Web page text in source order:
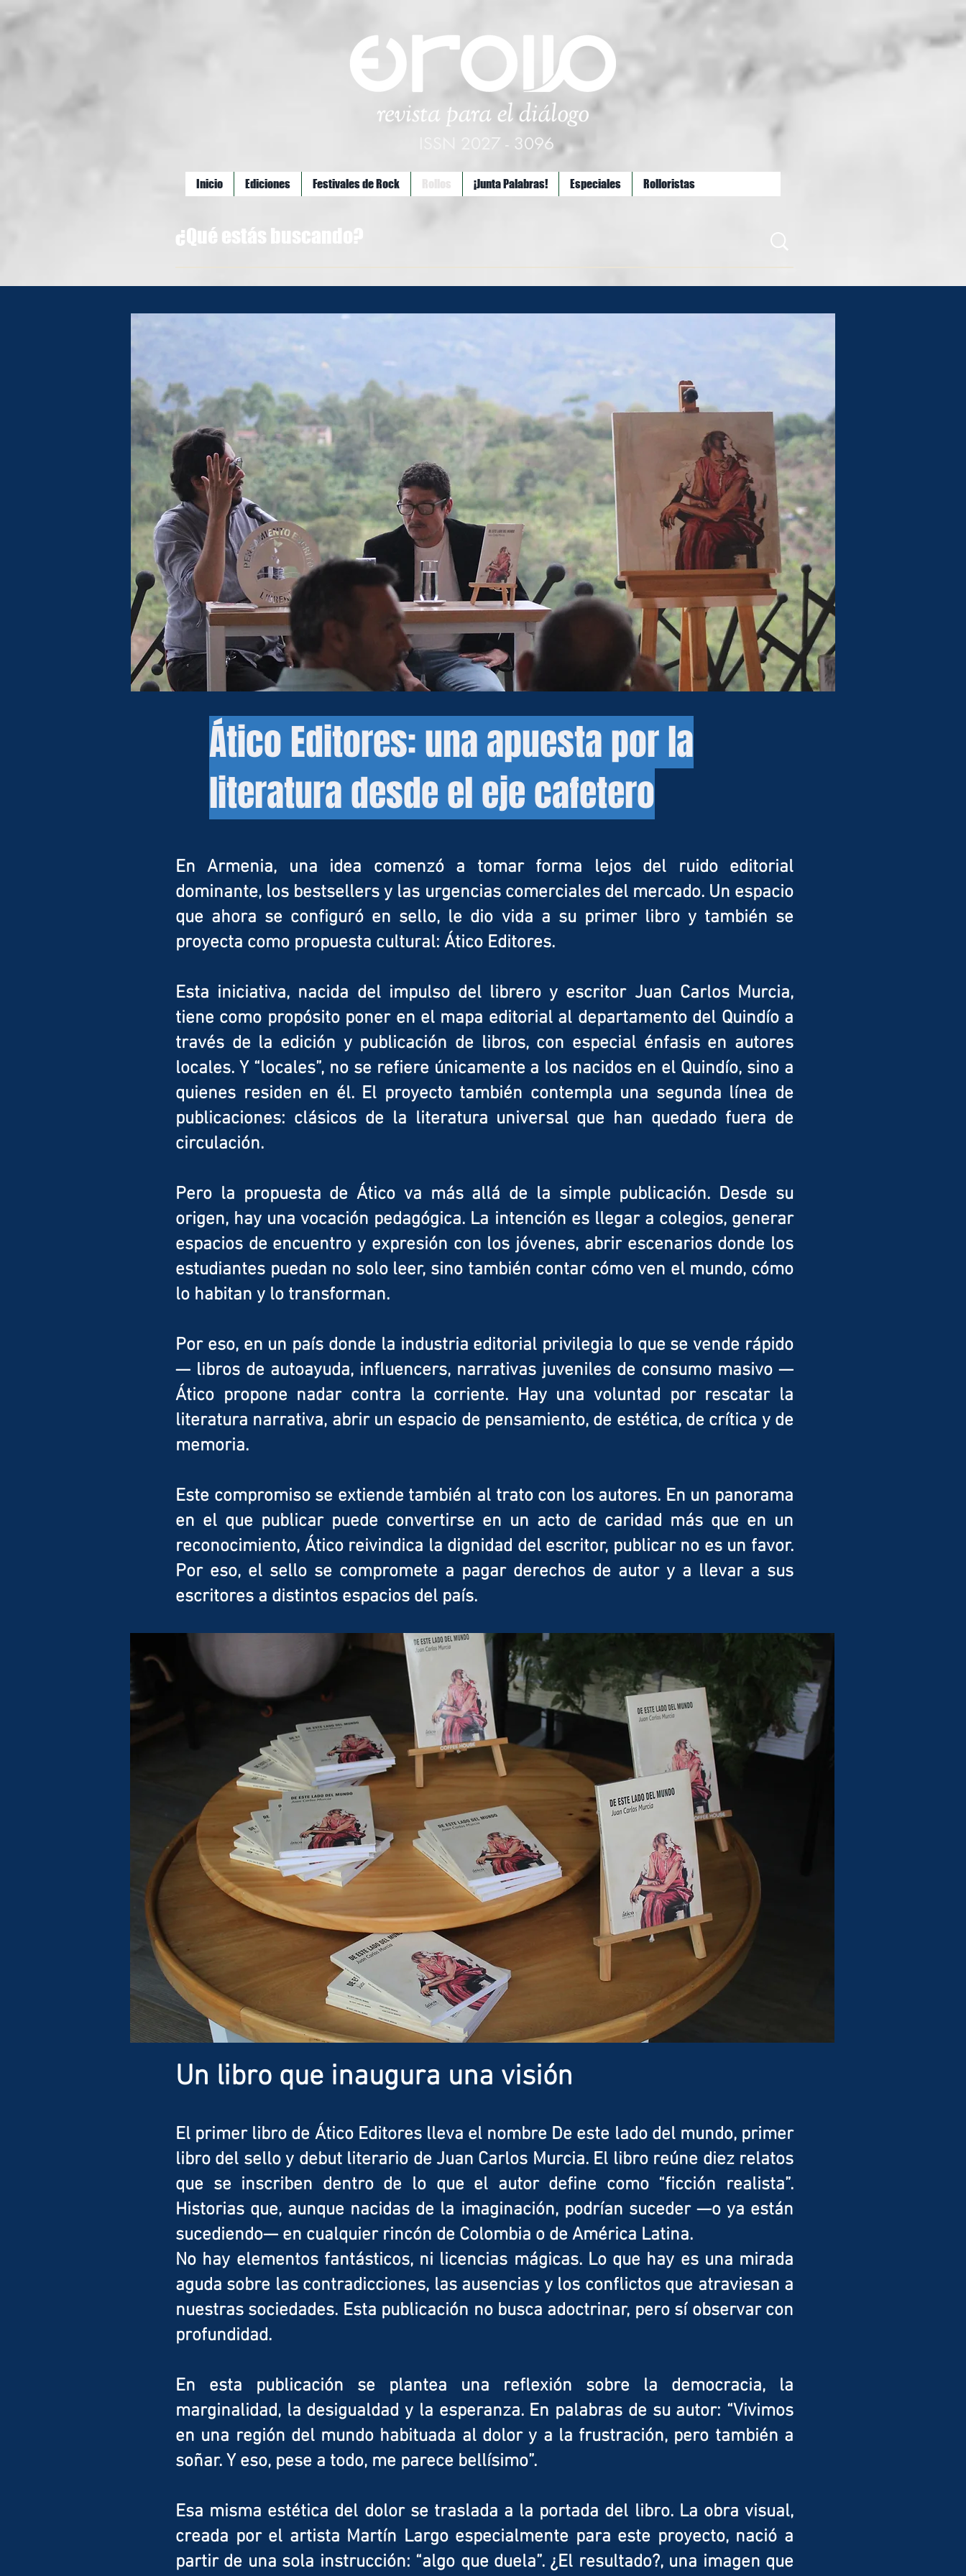
ISSN 2027 - 3096
Inicio Ediciones Festivales de Rock Rollos ¡Junta Palabras! Especiales Rolloristas
Ático Editores: una apuesta por la
literatura desde el eje cafetero
En Armenia, una idea comenzó a tomar forma lejos del ruido editorial
dominante, los bestsellers y las urgencias comerciales del mercado. Un espacio
que ahora se configuró en sello, le dio vida a su primer libro y también se
proyecta como propuesta cultural: Ático Editores.
Esta iniciativa, nacida del impulso del librero y escritor Juan Carlos Murcia,
tiene como propósito poner en el mapa editorial al departamento del Quindío a
través de la edición y publicación de libros, con especial énfasis en autores
locales. Y “locales”, no se refiere únicamente a los nacidos en el Quindío, sino a
quienes residen en él. El proyecto también contempla una segunda línea de
publicaciones: clásicos de la literatura universal que han quedado fuera de
circulación.
Pero la propuesta de Ático va más allá de la simple publicación. Desde su
origen, hay una vocación pedagógica. La intención es llegar a colegios, generar
espacios de encuentro y expresión con los jóvenes, abrir escenarios donde los
estudiantes puedan no solo leer, sino también contar cómo ven el mundo, cómo
lo habitan y lo transforman.
Por eso, en un país donde la industria editorial privilegia lo que se vende rápido
— libros de autoayuda, influencers, narrativas juveniles de consumo masivo —
Ático propone nadar contra la corriente. Hay una voluntad por rescatar la
literatura narrativa, abrir un espacio de pensamiento, de estética, de crítica y de
memoria.
Este compromiso se extiende también al trato con los autores. En un panorama
en el que publicar puede convertirse en un acto de caridad más que en un
reconocimiento, Ático reivindica la dignidad del escritor, publicar no es un favor.
Por eso, el sello se compromete a pagar derechos de autor y a llevar a sus
escritores a distintos espacios del país.
Un libro que inaugura una visión
El primer libro de Ático Editores lleva el nombre De este lado del mundo, primer
libro del sello y debut literario de Juan Carlos Murcia. El libro reúne diez relatos
que se inscriben dentro de lo que el autor define como “ficción realista”.
Historias que, aunque nacidas de la imaginación, podrían suceder —o ya están
sucediendo— en cualquier rincón de Colombia o de América Latina.
No hay elementos fantásticos, ni licencias mágicas. Lo que hay es una mirada
aguda sobre las contradicciones, las ausencias y los conflictos que atraviesan a
nuestras sociedades. Esta publicación no busca adoctrinar, pero sí observar con
profundidad.
En esta publicación se plantea una reflexión sobre la democracia, la
marginalidad, la desigualdad y la esperanza. En palabras de su autor: “Vivimos
en una región del mundo habituada al dolor y a la frustración, pero también a
soñar. Y eso, pese a todo, me parece bellísimo”.
Esa misma estética del dolor se traslada a la portada del libro. La obra visual,
creada por el artista Martín Largo especialmente para este proyecto, nació a
partir de una sola instrucción: “algo que duela”. ¿El resultado?, una imagen que